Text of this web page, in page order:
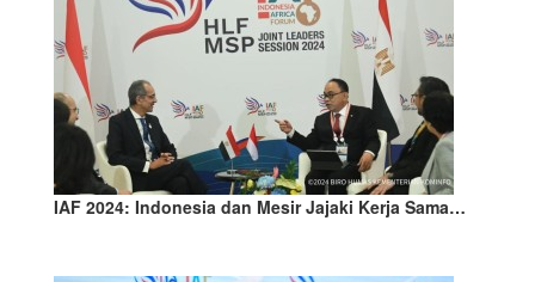
IAF 2024: Indonesia dan Mesir Jajaki Kerja Sama…